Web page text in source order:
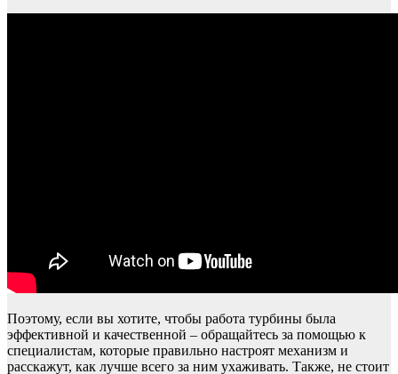
Поэтому, если вы хотите, чтобы работа турбины была
эффективной и качественной – обращайтесь за помощью к
специалистам, которые правильно настроят механизм и
расскажут, как лучше всего за ним ухаживать. Также, не стоит